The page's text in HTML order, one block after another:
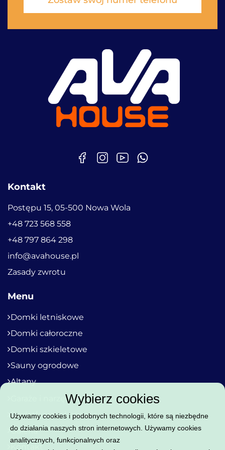
Kontakt
Postępu 15, 05-500 Nowa Wola
+48 723 568 558
+48 797 864 298
info@avahouse.pl
Zasady zwrotu
Menu
Domki letniskowe
Domki całoroczne
Domki szkieletowe
Sauny ogrodowe
Altany
Garaże i narzędziówki
Dodatkowe akcesoria
Galeria
Kontakt
Wybierz cookies
Używamy cookies i podobnych technologii, które są niezbędne
do działania naszych stron internetowych. Używamy cookies
analitycznych, funkcjonalnych oraz